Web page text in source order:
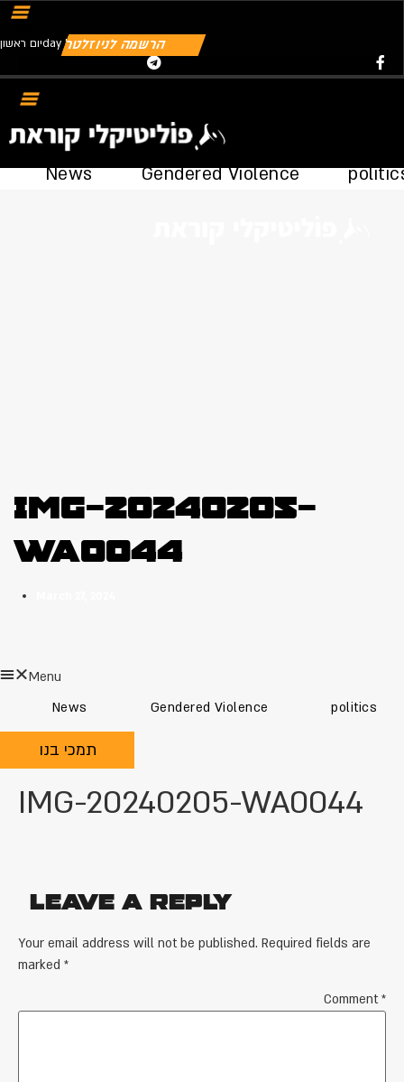
הרשמה לניוזלטר
יום ראשוןday | 09.08.2026
News Gendered Violence
IMG-20240205-
WA0044
Menu
News
Gendered Violence politics
תמכי בנו
IMG-20240205-WA0044
Leave a Reply
Your email address will not be published. Required fields are
marked *
Comment*